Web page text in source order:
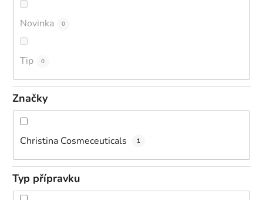
Novinka 0
Tip 0
Značky
Christina Cosmeceuticals 1
Typ přípravku